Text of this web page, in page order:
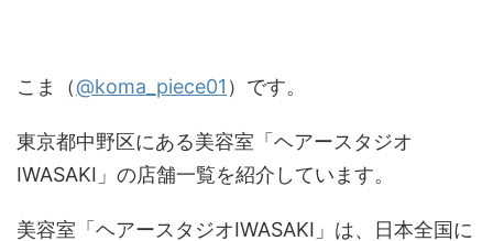
こま（@koma_piece01 ）です。
東京都中野区にある美容室「ヘアースタジオ
IWASAKI」の店舗一覧を紹介しています。
美容室「ヘアースタジオIWASAKI」は、日本全国に